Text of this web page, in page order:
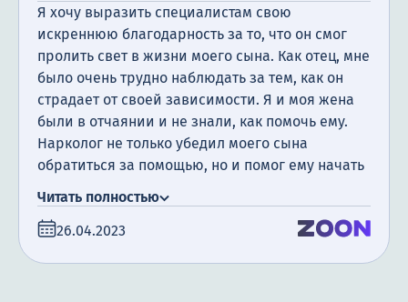
Я хочу выразить специалистам свою
искреннюю благодарность за то, что он смог
пролить свет в жизни моего сына. Как отец, мне
было очень трудно наблюдать за тем, как он
страдает от своей зависимости. Я и моя жена
были в отчаянии и не знали, как помочь ему.
Нарколог не только убедил моего сына
обратиться за помощью, но и помог ему начать
реабилитацию в центре, и мы видим, как он
постепенно меняется. Вы не просто работаете,
Читать полностью
26.04.2023